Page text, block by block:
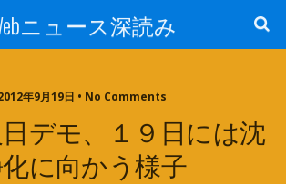
ニュース深読み
年9月19日 • No Comments
デモ、１９日には沈
に向かう様子